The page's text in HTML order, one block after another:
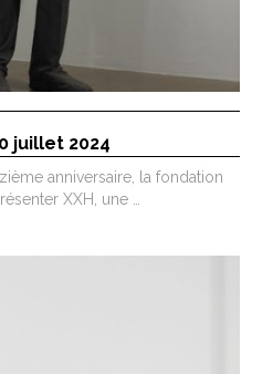
juillet 2024
anniversaire, la fondation
XXH, une …